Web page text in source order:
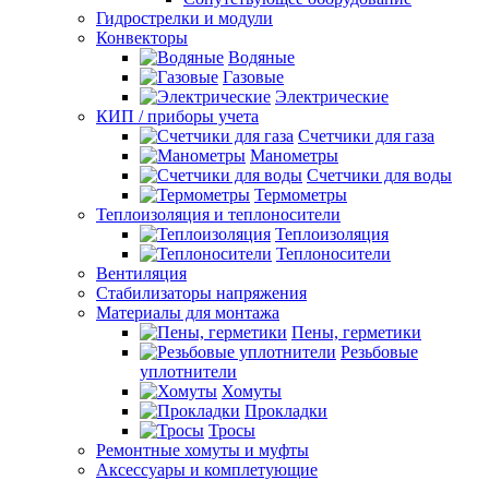
Гидрострелки и модули
Конвекторы
Водяные
Газовые
Электрические
КИП / приборы учета
Счетчики для газа
Манометры
Счетчики для воды
Термометры
Теплоизоляция и теплоносители
Теплоизоляция
Теплоносители
Вентиляция
Стабилизаторы напряжения
Материалы для монтажа
Пены, герметики
Резьбовые
уплотнители
Хомуты
Прокладки
Тросы
Ремонтные хомуты и муфты
Аксессуары и комплетующие